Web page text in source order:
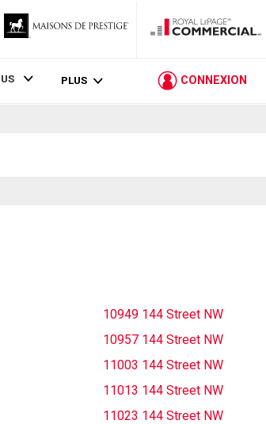
RLP
PLUS CONNEXION
10949 144 Street NW
10957 144 Street NW
11003 144 Street NW
11013 144 Street NW
11023 144 Street NW